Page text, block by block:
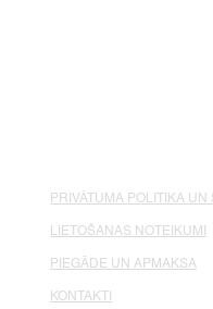
PRIVĀTUMA POLITIKA UN
LIETOŠANAS NOTEIKUMI
PIEGĀDE UN APMAKSA
KONTAKTI